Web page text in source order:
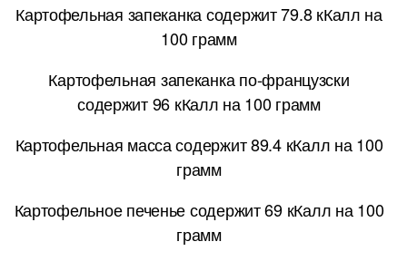
Картофельная запеканка содержит 79.8 кКалл на
100 грамм
Картофельная запеканка по-французски
содержит 96 кКалл на 100 грамм
Картофельная масса содержит 89.4 кКалл на 100
грамм
Картофельное печенье содержит 69 кКалл на 100
грамм